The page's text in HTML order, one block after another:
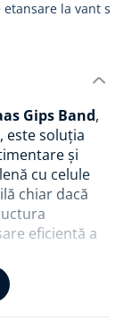
etansare la vant si
Gips Band,
este soluția
și
cu celule
chiar dacă
eficientă a
acustică,